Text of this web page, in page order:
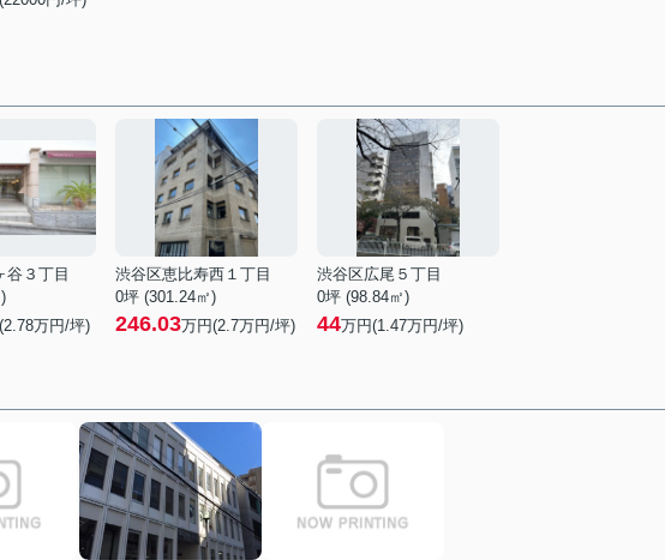
谷３丁目
2.78万円/坪)
渋谷区恵比寿西１丁目
0坪 (301.24㎡)
246.03万円(2.7万円/坪)
渋谷区広尾５丁目
0坪 (98.84㎡)
44万円(1.47万円/坪)